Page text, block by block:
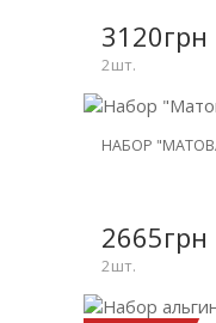
-26%
3120грн
2шт.
НОВИНКА
-25%
НАБОР
2665грн
2шт.